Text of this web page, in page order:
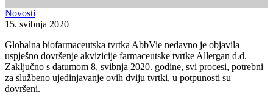
Novosti
15. svibnja 2020
Globalna biofarmaceutska tvrtka AbbVie nedavno je objavila
uspješno dovršenje akvizicije farmaceutske tvrtke Allergan d.d.
Zaključno s datumom 8. svibnja 2020. godine, svi procesi, potrebni
za službeno ujedinjavanje ovih dviju tvrtki, u potpunosti su
dovršeni.